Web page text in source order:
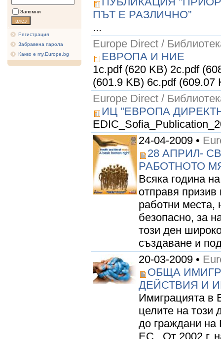
Запомни
Регистрация
Забравена парола
Какво е my.Europe.bg
ПЪТ Е РАЗЛИЧНО”
...
Europe Direct /
ЕВРОПА И НИЕ
1c.pdf (620 KB) 2c.pdf
(601.9 KB) 6c.pdf (609.07
Europe Direct /
ИЦ "ЕВРОПА
24-04-2009 •
28 АПРИЛ-
РАБОТНОТО
Всяка година
отправя
работни места,
безопасно, за
този ден
създаване и
20-03-2009 •
ОБЩА
ДЕЙСТВИЯ И
Имиграцията в
целите на този
до граждани на
ЕС . От 2002 г.